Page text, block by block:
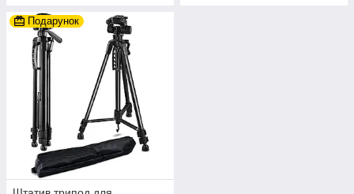
Подарунок